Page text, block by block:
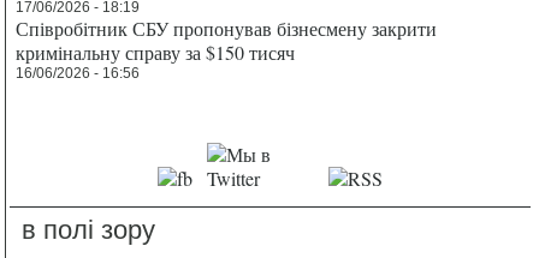
17/06/2026 - 18:19
Співробітник СБУ пропонував бізнесмену закрити
кримінальну справу за $150 тисяч
16/06/2026 - 16:56
в полі зору